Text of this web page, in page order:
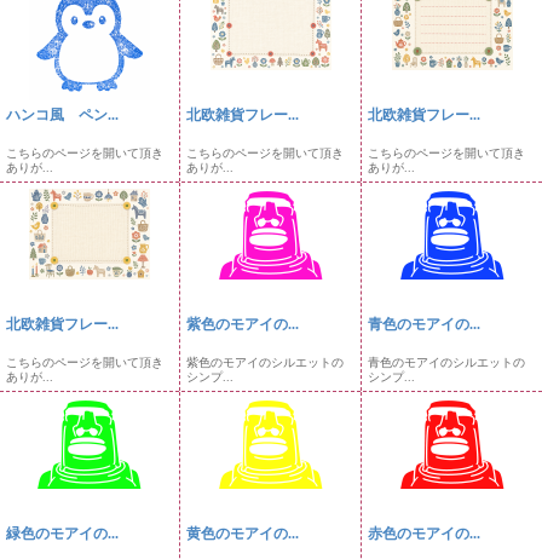
ハンコ風 ペン...
こちらのページを開いて頂き
ありが...
北欧雑貨フレー...
こちらのページを開いて頂き
ありが...
北欧雑貨フレー...
こちらのページを開いて頂き
ありが...
北欧雑貨フレー...
こちらのページを開いて頂き
ありが...
紫色のモアイの...
紫色のモアイのシルエットの
シンプ...
青色のモアイの...
青色のモアイのシルエットの
シンプ...
緑色のモアイの... 黄色のモアイの... 赤色のモアイの...